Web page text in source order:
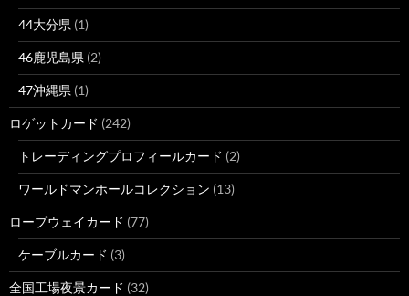
44大分県 (1)
46鹿児島県 (2)
47沖縄県 (1)
ロゲットカード (242)
トレーディングプロフィールカード (2)
ワールドマンホールコレクション (13)
ロープウェイカード (77)
ケーブルカード (3)
全国工場夜景カード (32)